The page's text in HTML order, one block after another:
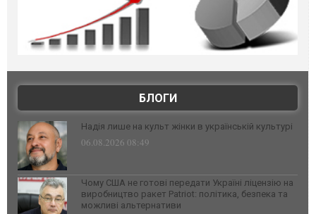
БЛОГИ
Надія лише на культ жінки в українській культурі
06.08.2026 08:49
Чому США не готові передати Україні ліцензію на
виробництво ракет Patriot: політика, безпека та
можливі альтернативи